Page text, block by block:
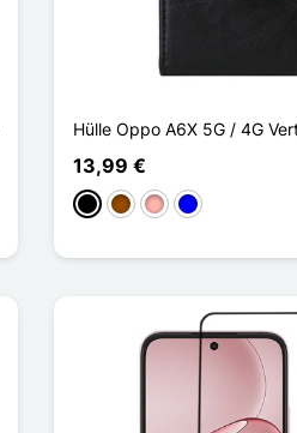
Hülle Oppo A6X 5G / 4G
13,99 €
Schwarz
BraunRoségold
Blau